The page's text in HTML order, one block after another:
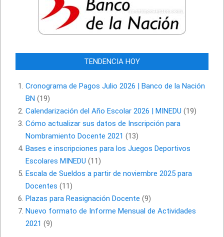
TENDENCIA HOY
Cronograma de Pagos Julio 2026 | Banco de la Nación
BN (19)
Calendarización del Año Escolar 2026 | MINEDU (19)
Cómo actualizar sus datos de Inscripción para
Nombramiento Docente 2021 (13)
Bases e inscripciones para los Juegos Deportivos
Escolares MINEDU (11)
Escala de Sueldos a partir de noviembre 2025 para
Docentes (11)
Plazas para Reasignación Docente (9)
Nuevo formato de Informe Mensual de Actividades
2021 (9)